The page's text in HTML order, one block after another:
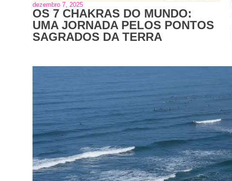
dezembro 7, 2025
OS 7 CHAKRAS DO MUNDO:
UMA JORNADA PELOS PONTOS
SAGRADOS DA TERRA